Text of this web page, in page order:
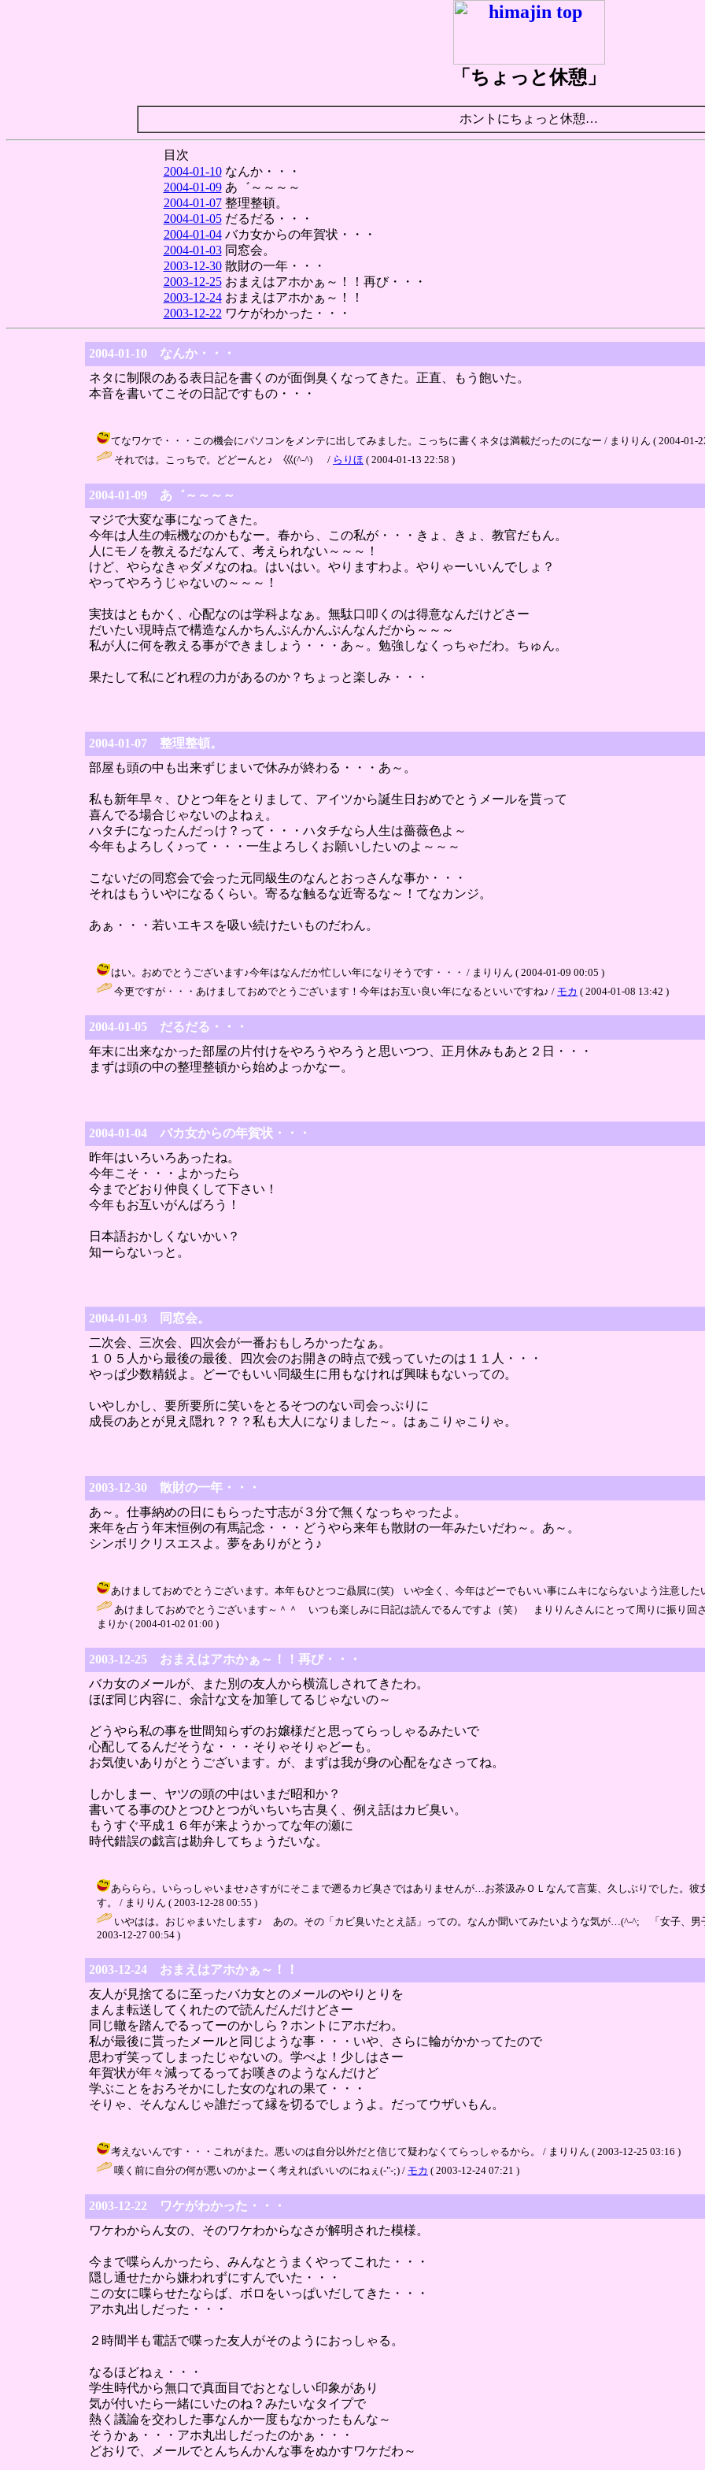
「ちょっと休憩」
ホントにちょっと休憩…
目次
2004-01-10なんか・・・
2004-01-09あ゛～～～～
2004-01-07整理整頓。
2004-01-05だるだる・・・
2004-01-04バカ女からの年賀状・・・
2004-01-03同窓会。
2003-12-30散財の一年・・・
2003-12-25おまえはアホかぁ～！！再び・・・
2003-12-24おまえはアホかぁ～！！
2003-12-22 ワケがわかった・・・
2004-01-10 なんか・・・
ネタに制限のある表日記を書くのが面倒臭くなってきた。正直、もう飽いた。
本音を書いてこその日記ですもの・・・
てなワケで・・・この機会にパソコンをメンテに出してみました。こっちに書くネタは満載だったのになー / まりりん ( 2004-01-
それでは。こっちで。どどーんと♪ 巛(^-^) / らりほ ( 2004-01-13 22:58 )
2004-01-09 あ゛～～～～
マジで大変な事になってきた。
今年は人生の転機なのかもなー。春から、この私が・・・きょ、きょ、教官だもん。
人にモノを教えるだなんて、考えられない～～～！
けど、やらなきゃダメなのね。はいはい。やりますわよ。やりゃーいいんでしょ？
やってやろうじゃないの～～～！
実技はともかく、心配なのは学科よなぁ。無駄口叩くのは得意なんだけどさー
だいたい現時点で構造なんかちんぷんかんぷんなんだから～～～
私が人に何を教える事ができましょう・・・あ～。勉強しなくっちゃだわ。ちゅん。
果たして私にどれ程の力があるのか？ちょっと楽しみ・・・
2004-01-07 整理整頓。
部屋も頭の中も出来ずじまいで休みが終わる・・・あ～。
私も新年早々、ひとつ年をとりまして、アイツから誕生日おめでとうメールを貰って
喜んでる場合じゃないのよねぇ。
ハタチになったんだっけ？って・・・ハタチなら人生は薔薇色よ～
今年もよろしく♪って・・・一生よろしくお願いしたいのよ～～～
こないだの同窓会で会った元同級生のなんとおっさんな事か・・・
それはもういやになるくらい。寄るな触るな近寄るな～！てなカンジ。
あぁ・・・若いエキスを吸い続けたいものだわん。
はい。おめでとうございます♪今年はなんだか忙しい年になりそうです・・・ / まりりん ( 2004-01-09 00:05 )
今更ですが・・・あけましておめでとうございます！今年はお互い良い年になるといいですね♪ / モカ ( 2004-01-08 13:42 )
2004-01-05 だるだる・・・
年末に出来なかった部屋の片付けをやろうやろうと思いつつ、正月休みもあと２日・・・
まずは頭の中の整理整頓から始めよっかなー。
2004-01-04 バカ女からの年賀状・・・
昨年はいろいろあったね。
今年こそ・・・よかったら
今までどおり仲良くして下さい！
今年もお互いがんばろう！
日本語おかしくないかい？
知ーらないっと。
2004-01-03 同窓会。
二次会、三次会、四次会が一番おもしろかったなぁ。
１０５人から最後の最後、四次会のお開きの時点で残っていたのは１１人・・・
やっぱ少数精鋭よ。どーでもいい同級生に用もなければ興味もないっての。
いやしかし、要所要所に笑いをとるそつのない司会っぷりに
成長のあとが見え隠れ？？？私も大人になりました～。はぁこりゃこりゃ。
2003-12-30 散財の一年・・・
あ～。仕事納めの日にもらった寸志が３分で無くなっちゃったよ。
来年を占う年末恒例の有馬記念・・・どうやら来年も散財の一年みたいだわ～。あ～。
シンボリクリスエスよ。夢をありがとう♪
あけましておめでとうございます。本年もひとつご贔屓に(笑) いや全く、今年はどーでもいい事にムキにならないよう注意した
あけましておめでとうございます～＾＾ いつも楽しみに日記は読んでるんですよ（笑） まりりんさんにとって周りに振り回
まりか ( 2004-01-02 01:00 )
2003-12-25 おまえはアホかぁ～！！再び・・・
バカ女のメールが、また別の友人から横流しされてきたわ。
ほぼ同じ内容に、余計な文を加筆してるじゃないの～
どうやら私の事を世間知らずのお嬢様だと思ってらっしゃるみたいで
心配してるんだそうな・・・そりゃそりゃどーも。
お気使いありがとうございます。が、まずは我が身の心配をなさってね。
しかしまー、ヤツの頭の中はいまだ昭和か？
書いてる事のひとつひとつがいちいち古臭く、例え話はカビ臭い。
もうすぐ平成１６年が来ようかってな年の瀬に
時代錯誤の戯言は勘弁してちょうだいな。
あららら。いらっしゃいませ♪さすがにそこまで遡るカビ臭さではありませんが…お茶汲みＯＬなんて言葉、久しぶりでした。
す。 / まりりん ( 2003-12-28 00:55 )
いやはは。おじゃまいたします♪ あの。その「カビ臭いたとえ話」っての。なんか聞いてみたいような気が…(^-^; 「女子、
2003-12-27 00:54 )
2003-12-24 おまえはアホかぁ～！！
友人が見捨てるに至ったバカ女とのメールのやりとりを
まんま転送してくれたので読んだんだけどさー
同じ轍を踏んでるってーのかしら？ホントにアホだわ。
私が最後に貰ったメールと同じような事・・・いや、さらに輪がかかってたので
思わず笑ってしまったじゃないの。学べよ！少しはさー
年賀状が年々減ってるってお嘆きのようなんだけど
学ぶことをおろそかにした女のなれの果て・・・
そりゃ、そんなんじゃ誰だって縁を切るでしょうよ。だってウザいもん。
考えないんです・・・これがまた。悪いのは自分以外だと信じて疑わなくてらっしゃるから。 / まりりん ( 2003-12-25 03:16 )
嘆く前に自分の何が悪いのかよーく考えればいいのにねぇ(-"-;) / モカ ( 2003-12-24 07:21 )
2003-12-22 ワケがわかった・・・
ワケわからん女の、そのワケわからなさが解明された模様。
今まで喋らんかったら、みんなとうまくやってこれた・・・
隠し通せたから嫌われずにすんでいた・・・
この女に喋らせたならば、ボロをいっぱいだしてきた・・・
アホ丸出しだった・・・
２時間半も電話で喋った友人がそのようにおっしゃる。
なるほどねぇ・・・
学生時代から無口で真面目でおとなしい印象があり
気が付いたら一緒にいたのね？みたいなタイプで
熱く議論を交わした事なんか一度もなかったもんな～
そうかぁ・・・アホ丸出しだったのかぁ・・・
どおりで、メールでとんちんかんな事をぬかすワケだわ～